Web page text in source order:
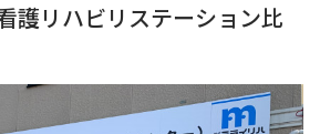
護リハビリステーション比